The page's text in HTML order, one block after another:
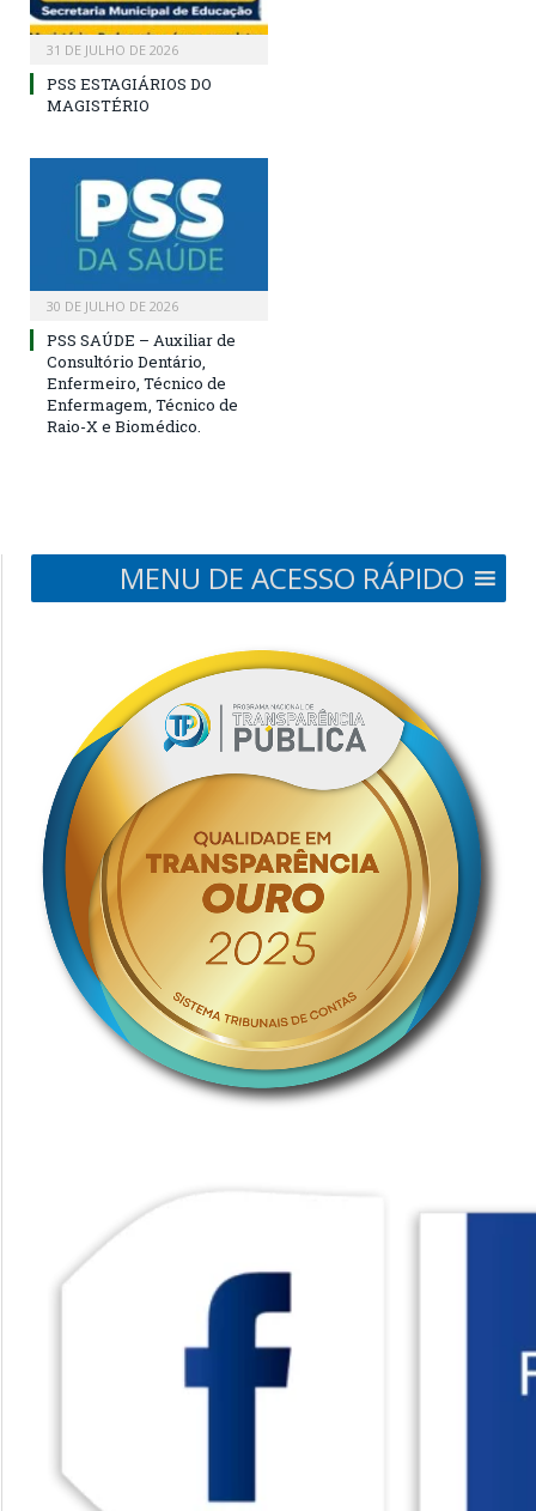
31 DE JULHO DE 2026
PSS ESTAGIÁRIOS DO
MAGISTÉRIO
30 DE JULHO DE 2026
PSS SAÚDE – Auxiliar de
Consultório Dentário,
Enfermeiro, Técnico de
Enfermagem, Técnico de
Raio-X e Biomédico.
MENU DE ACESSO RÁPIDO